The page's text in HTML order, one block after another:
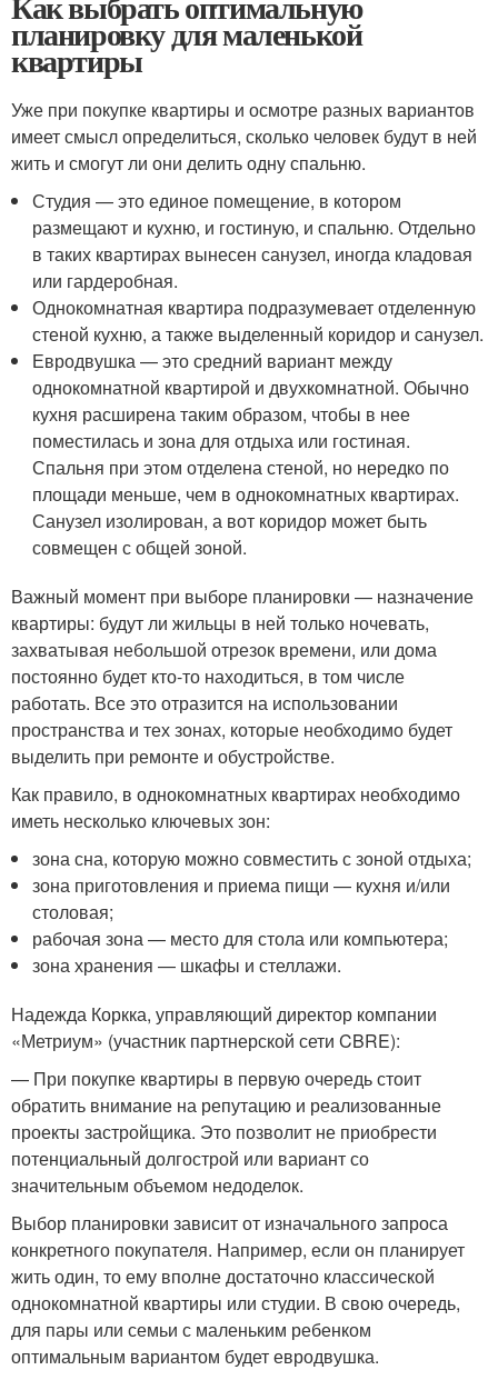
планировку для маленькой
квартиры
Уже при покупке квартиры и осмотре разных вариантов
имеет смысл определиться, сколько человек будут в ней
жить и смогут ли они делить одну спальню.
Студия — это единое помещение, в котором
размещают и кухню, и гостиную, и спальню. Отдельно
в таких квартирах вынесен санузел, иногда кладовая
или гардеробная.
Однокомнатная квартира подразумевает отделенную
стеной кухню, а также выделенный коридор и санузел.
Евродвушка — это средний вариант между
однокомнатной квартирой и двухкомнатной. Обычно
кухня расширена таким образом, чтобы в нее
поместилась и зона для отдыха или гостиная.
Спальня при этом отделена стеной, но нередко по
площади меньше, чем в однокомнатных квартирах.
Санузел изолирован, а вот коридор может быть
совмещен с общей зоной.
Важный момент при выборе планировки — назначение
квартиры: будут ли жильцы в ней только ночевать,
захватывая небольшой отрезок времени, или дома
постоянно будет кто-то находиться, в том числе
работать. Все это отразится на использовании
пространства и тех зонах, которые необходимо будет
выделить при ремонте и обустройстве.
Как правило, в однокомнатных квартирах необходимо
иметь несколько ключевых зон:
зона сна, которую можно совместить с зоной отдыха;
зона приготовления и приема пищи — кухня и/или
столовая;
рабочая зона — место для стола или компьютера;
зона хранения — шкафы и стеллажи.
Надежда Коркка, управляющий директор компании
«Метриум» (участник партнерской сети CBRE):
— При покупке квартиры в первую очередь стоит
обратить внимание на репутацию и реализованные
проекты застройщика. Это позволит не приобрести
потенциальный долгострой или вариант со
значительным объемом недоделок.
Выбор планировки зависит от изначального запроса
конкретного покупателя. Например, если он планирует
жить один, то ему вполне достаточно классической
однокомнатной квартиры или студии. В свою очередь,
для пары или семьи с маленьким ребенком
оптимальным вариантом будет евродвушка.